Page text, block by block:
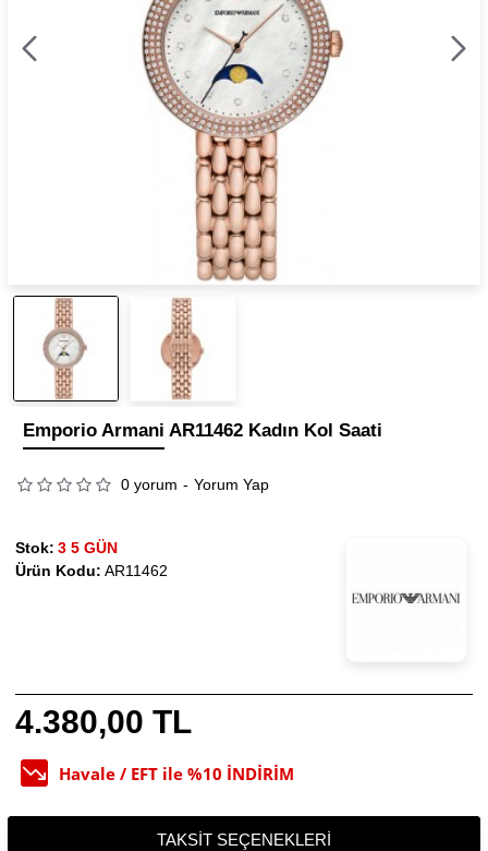
Emporio Armani AR11462 Kadın Kol Saati
0 yorum - Yorum Yap
4.380,00 TL
Havale / EFT ile %10 İNDİRİM
Stok: 3 5 GÜN
Ürün Kodu: AR11462
TAKSIT SEÇENEKLERI